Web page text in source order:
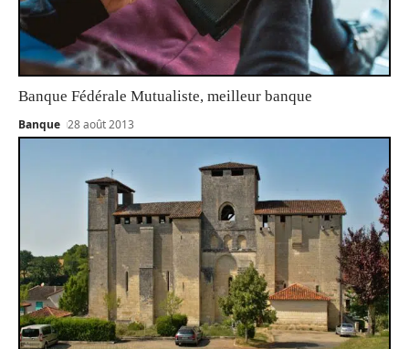
Banque Fédérale Mutualiste, meilleur banque
Banque 28 août 2013